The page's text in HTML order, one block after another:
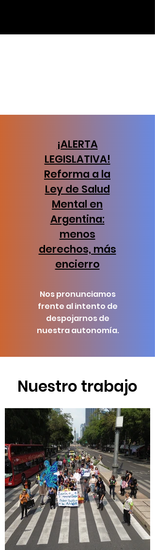
¡ALERTA
LEGISLATIVA!
Reforma a la
Ley de Salud
Mental en
Argentina:
menos
derechos, más
encierro
Nos pronunciamos
frente al intento de
despojarnos de
nuestra autonomía.
Nuestro trabajo